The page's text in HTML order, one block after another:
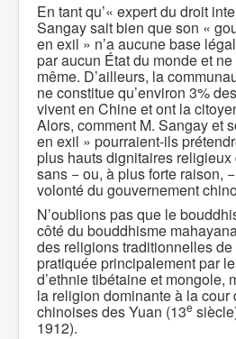
En tant qu’« expert du droit
Sangay sait bien que son «
en exil » n’a aucune base
par aucun État du monde et
même. D’ailleurs, la
ne constitue qu’environ 3%
vivent en Chine et ont la
Alors, comment M. Sangay et
en exil » pourraient-ils
plus hauts dignitaires
sans − ou, à plus forte raison,
volonté du gouvernement
N’oublions pas que le
côté du bouddhisme
des religions traditionnelles
pratiquée principalement par
d’ethnie tibétaine et mongole,
la religion dominante à la cour
chinoises des Yuan (13e
1912).